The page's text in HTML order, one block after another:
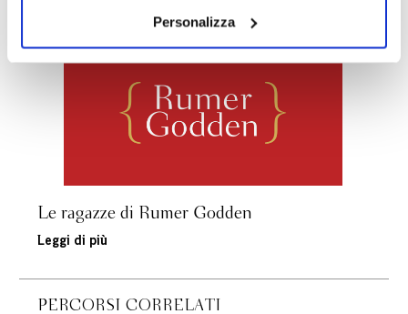
il tuo consenso alla profilazione che potrai revocare in
ogni momentoRevoca
Personalizza
Le ragazze di Rumer Godden
Leggi di più
PERCORSI CORRELATI